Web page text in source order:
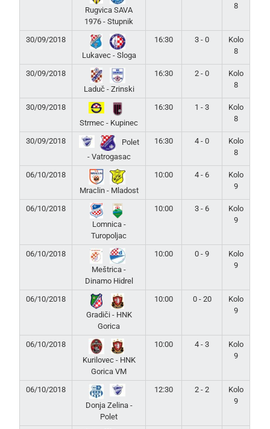
Rugvica SAVA
1976 - Stupnik
8
30/09/2018
Lukavec - Sloga
16:30 3 - 0
Kolo
8
30/09/2018
Laduč - Zrinski
16:30 2 - 0
Kolo
8
30/09/2018
Strmec - Kupinec
16:30 1 - 3
Kolo
8
30/09/2018
Polet
- Vatrogasac
16:30 4 - 0
Kolo
8
06/10/2018
Mraclin - Mladost
10:00 4 - 6
Kolo
9
06/10/2018
Lomnica -
Turopoljac
10:00 3 - 6
Kolo
9
06/10/2018
Meštrica -
Dinamo Hidrel
10:00 0 - 9
Kolo
9
06/10/2018
Gradiči - HNK
Gorica
10:00 0 - 20
Kolo
9
06/10/2018
Kurilovec - HNK
Gorica VM
10:00 4 - 3
Kolo
9
06/10/2018
Donja Zelina -
Polet
12:30 2 - 2
Kolo
9